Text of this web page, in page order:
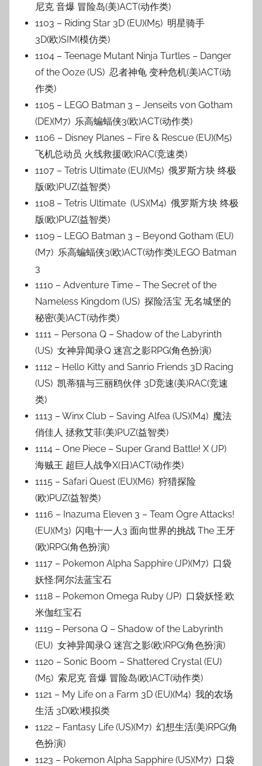
尼克 音爆 冒险岛(美)ACT(动作类)
1103 – Riding Star 3D (EU)(M5) 明星骑手
3D(欧)SIM(模仿类)
1104 – Teenage Mutant Ninja Turtles – Danger
of the Ooze (US) 忍者神龟 变种危机(美)ACT(动
作类)
1105 – LEGO Batman 3 – Jenseits von Gotham
(DE)(M7) 乐高蝙蝠侠3(欧)ACT(动作类)
1106 – Disney Planes – Fire & Rescue (EU)(M5)
飞机总动员 火线救援(欧)RAC(竞速类)
1107 – Tetris Ultimate (EU)(M5) 俄罗斯方块 终极
版(欧)PUZ(益智类)
1108 – Tetris Ultimate (US)(M4) 俄罗斯方块 终极
版(欧)PUZ(益智类)
1109 – LEGO Batman 3 – Beyond Gotham (EU)
(M7) 乐高蝙蝠侠3(欧)ACT(动作类)LEGO Batman
3
1110 – Adventure Time – The Secret of the
Nameless Kingdom (US) 探险活宝 无名城堡的
秘密(美)ACT(动作类)
1111 – Persona Q – Shadow of the Labyrinth
(US) 女神异闻录Q 迷宫之影RPG(角色扮演)
1112 – Hello Kitty and Sanrio Friends 3D Racing
(US) 凯蒂猫与三丽鸥伙伴 3D竞速(美)RAC(竞速
类)
1113 – Winx Club – Saving Alfea (US)(M4) 魔法
俏佳人 拯救艾菲(美)PUZ(益智类)
1114 – One Piece – Super Grand Battle! X (JP)
海贼王 超巨人战争X(日)ACT(动作类)
1115 – Safari Quest (EU)(M6) 狩猎探险
(欧)PUZ(益智类)
1116 – Inazuma Eleven 3 – Team Ogre Attacks!
(EU)(M3) 闪电十一人3 面向世界的挑战 The 王牙
(欧)RPG(角色扮演)
1117 – Pokemon Alpha Sapphire (JP)(M7) 口袋
妖怪:阿尔法蓝宝石
1118 – Pokemon Omega Ruby (JP) 口袋妖怪:欧
米伽红宝石
1119 – Persona Q – Shadow of the Labyrinth
(EU) 女神异闻录Q 迷宫之影(欧)RPG(角色扮演)
1120 – Sonic Boom – Shattered Crystal (EU)
(M5) 索尼克 音爆 冒险岛(欧)ACT(动作类)
1121 – My Life on a Farm 3D (EU)(M4) 我的农场
生活 3D(欧)模拟类
1122 – Fantasy Life (US)(M7) 幻想生活(美)RPG(角
色扮演)
1123 – Pokemon Alpha Sapphire (US)(M7) 口袋